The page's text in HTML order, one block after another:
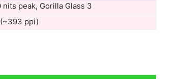
nits peak, Gorilla Glass 3
ppi)